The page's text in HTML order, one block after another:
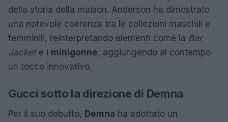
della storia della maison. Anderson ha dimostrato
una notevole coerenza tra le collezioni maschili e
femminili, reinterpretando elementi come la Bar
Jackete i minigonne, aggiungendo al contempo
un tocco innovativo.
Gucci sotto la direzione di Demna
Per il suo debutto, Demna ha adottato un